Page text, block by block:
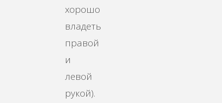
хорошо
владеть
правой
и
левой
рукой).